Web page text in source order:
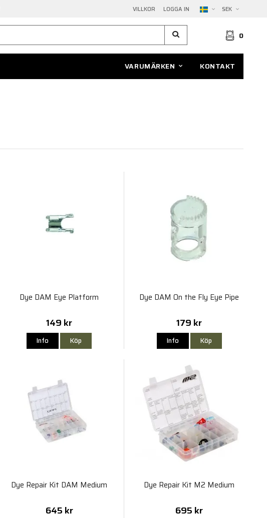
VILLKOR LOGGA IN SEK
0
VARUMÄRKEN KONTAKT
Dye DAM Eye Platform
149 kr
Info Köp
Dye DAM On the Fly Eye Pipe
179 kr
Info Köp
Dye Repair Kit DAM Medium
645 kr
Dye Repair Kit M2 Medium
695 kr